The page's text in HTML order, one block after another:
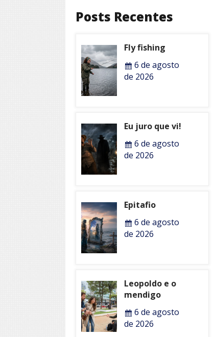
Posts Recentes
Fly fishing
6 de agosto
de 2026
Eu juro que vi!
6 de agosto
de 2026
Epitafio
6 de agosto
de 2026
Leopoldo e o
mendigo
6 de agosto
de 2026